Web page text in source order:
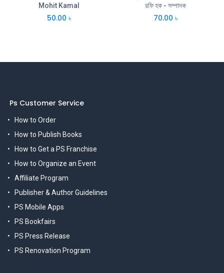
Mohit Kamal
50.00 ৳
রফি হক - সম্পাদক
70.00 ৳
Ps Customer Service
How to Order
How to Publish Books
How to Get a PS Franchise
How to Organize an Event
Affiliate Program
Publisher & Author Guidelines
PS Mobile Apps
PS Bookfairs
PS Press Release
PS Renovation Program